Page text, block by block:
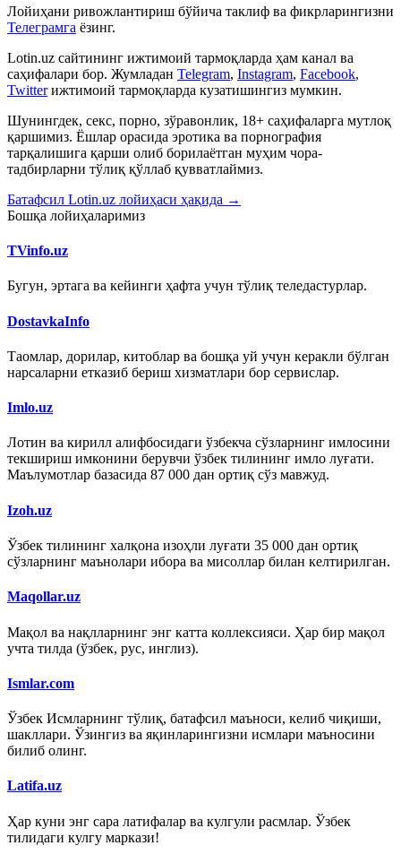
Лойиҳани ривожлантириш бўйича таклиф ва фикрларингизни
Телеграмга ёзинг.
Lotin.uz сайтининг ижтимоий тармоқларда ҳам канал ва
саҳифалари бор. Жумладан Telegram, Instagram, Facebook,
Twitter ижтимоий тармоқларда кузатишингиз мумкин.
Шунингдек, секс, порно, зўравонлик, 18+ саҳифаларга мутлоқ
қаршимиз. Ёшлар орасида эротика ва порнография
тарқалишига қарши олиб борилаётган муҳим чора-
тадбирларни тўлиқ қўллаб қувватлаймиз.
Батафсил Lotin.uz лойиҳаси ҳақида →
Бошқа лойиҳаларимиз
TVinfo.uz
Бугун, эртага ва кейинги ҳафта учун тўлиқ теледастурлар.
DostavkaInfo
Таомлар, дорилар, китоблар ва бошқа уй учун керакли бўлган
нарсаларни етказиб бериш хизматлари бор сервислар.
Imlo.uz
Лотин ва кирилл алифбосидаги ўзбекча сўзларнинг имлосини
текшириш имконини берувчи ўзбек тилининг имло луғати.
Маълумотлар базасида 87 000 дан ортиқ сўз мавжуд.
Izoh.uz
Ўзбек тилининг халқона изоҳли луғати 35 000 дан ортиқ
сўзларнинг маънолари ибора ва мисоллар билан келтирилган.
Maqollar.uz
Мақол ва нақлларнинг энг катта коллексияси. Ҳар бир мақол
учта тилда (ўзбек, рус, инглиз).
Ismlar.com
Ўзбек Исмларнинг тўлиқ, батафсил маъноси, келиб чиқиши,
шакллари. Ўзингиз ва яқинларингизни исмлари маъносини
билиб олинг.
Latifa.uz
Ҳар куни энг сара латифалар ва кулгули расмлар. Ўзбек
тилидаги кулгу маркази!